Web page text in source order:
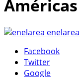
Américas
enelarea
Facebook
Twitter
Google